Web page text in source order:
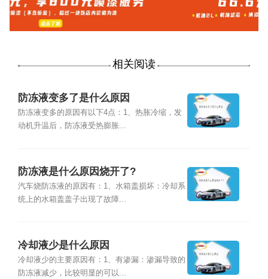
相关阅读
防冻液变多了是什么原因
防冻液变多的原因有以下4点：1、热胀冷缩，发
动机升温后，防冻液受热膨胀...
防冻液是什么原因烧开了?
汽车烧防冻液的原因有：1、水箱盖损坏：冷却系
统上的水箱盖盖子出现了故障...
冷却液少是什么原因
冷却液少的主要原因有：1、有渗漏：渗漏导致的
防冻液减少，比较明显的可以...